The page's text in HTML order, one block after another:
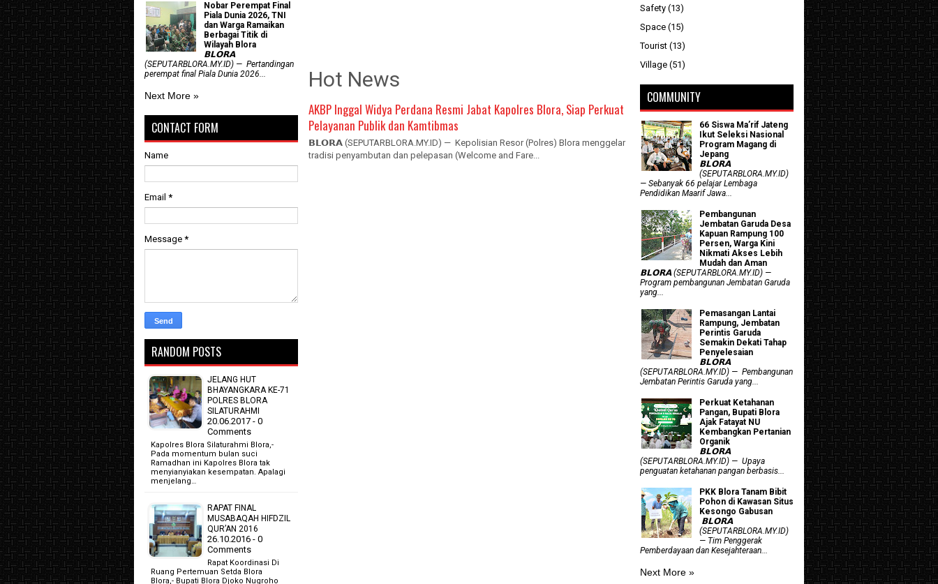
Hot News
AKBP Inggal Widya Perdana Resmi Jabat Kapolres Blora, Siap Perkuat
Pelayanan Publik dan Kamtibmas
𝗕𝗟𝗢𝗥𝗔 (SEPUTARBLORA.MY.ID) — Kepolisian Resor (Polres) Blora menggelar
tradisi penyambutan dan pelepasan (Welcome and Fare...
Nobar Perempat Final
Piala Dunia 2026, TNI
dan Warga Ramaikan
Berbagai Titik di
Wilayah Blora
𝗕𝗟𝗢𝗥𝗔
(SEPUTARBLORA.MY.ID) — Pertandingan
perempat final Piala Dunia 2026...
Next More »
CONTACT FORM
Name
Email *
Message *
RANDOM POSTS
JELANG HUT
BHAYANGKARA KE-71
POLRES BLORA
SILATURAHMI
20.06.2017 - 0
Comments
Kapolres Blora Silaturahmi Blora,-
Pada momentum bulan suci
Ramadhan ini Kapolres Blora tak
menyianyiakan kesempatan. Apalagi
menjelang…
RAPAT FINAL
MUSABAQAH HIFDZIL
QUR’AN 2016
26.10.2016 - 0
Comments
Rapat Koordinasi Di
Ruang Pertemuan Setda Blora
Blora,- Bupati Blora Djoko Nugroho
Safety (13)
Space (15)
Tourist (13)
Village (51)
COMMUNITY
66 Siswa Ma’rif Jateng
Ikut Seleksi Nasional
Program Magang di
Jepang
𝗕𝗟𝗢𝗥𝗔
(SEPUTARBLORA.MY.ID)
— Sebanyak 66 pelajar Lembaga
Pendidikan Maarif Jawa...
Pembangunan
Jembatan Garuda Desa
Kapuan Rampung 100
Persen, Warga Kini
Nikmati Akses Lebih
Mudah dan Aman
𝗕𝗟𝗢𝗥𝗔 (SEPUTARBLORA.MY.ID) —
Program pembangunan Jembatan Garuda
yang...
Pemasangan Lantai
Rampung, Jembatan
Perintis Garuda
Semakin Dekati Tahap
Penyelesaian
𝗕𝗟𝗢𝗥𝗔
(SEPUTARBLORA.MY.ID) — Pembangunan
Jembatan Perintis Garuda yang...
​Perkuat Ketahanan
Pangan, Bupati Blora
Ajak Fatayat NU
Kembangkan Pertanian
Organik
𝗕𝗟𝗢𝗥𝗔
(SEPUTARBLORA.MY.ID) — Upaya
penguatan ketahanan pangan berbasis...
PKK Blora Tanam Bibit
Pohon di Kawasan Situs
Kesongo Gabusan
‎ 𝗕𝗟𝗢𝗥𝗔
(SEPUTARBLORA.MY.ID)
— Tim Penggerak
Pemberdayaan dan Kesejahteraan...
Next More »